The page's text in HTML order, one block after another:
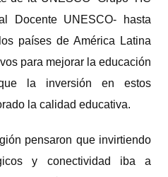
Docente UNESCO- hasta
países de América Latina
para mejorar la educación
la inversión en estos
la calidad educativa.
pensaron que invirtiendo
y conectividad iba a